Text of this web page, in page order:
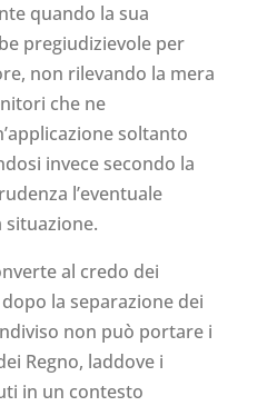
quando la sua
pregiudizievole per
non rilevando la mera
che ne
soltanto
invece secondo la
l’eventuale
al credo dei
la separazione dei
non può portare i
Regno, laddove i
in un contesto